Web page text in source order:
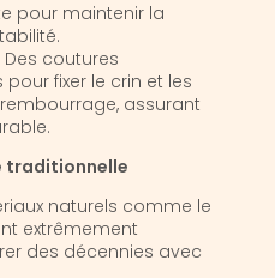
pour maintenir la
Des coutures
fixer le crin et les
assurant
traditionnelle
naturels comme le
extrêmement
des décennies avec